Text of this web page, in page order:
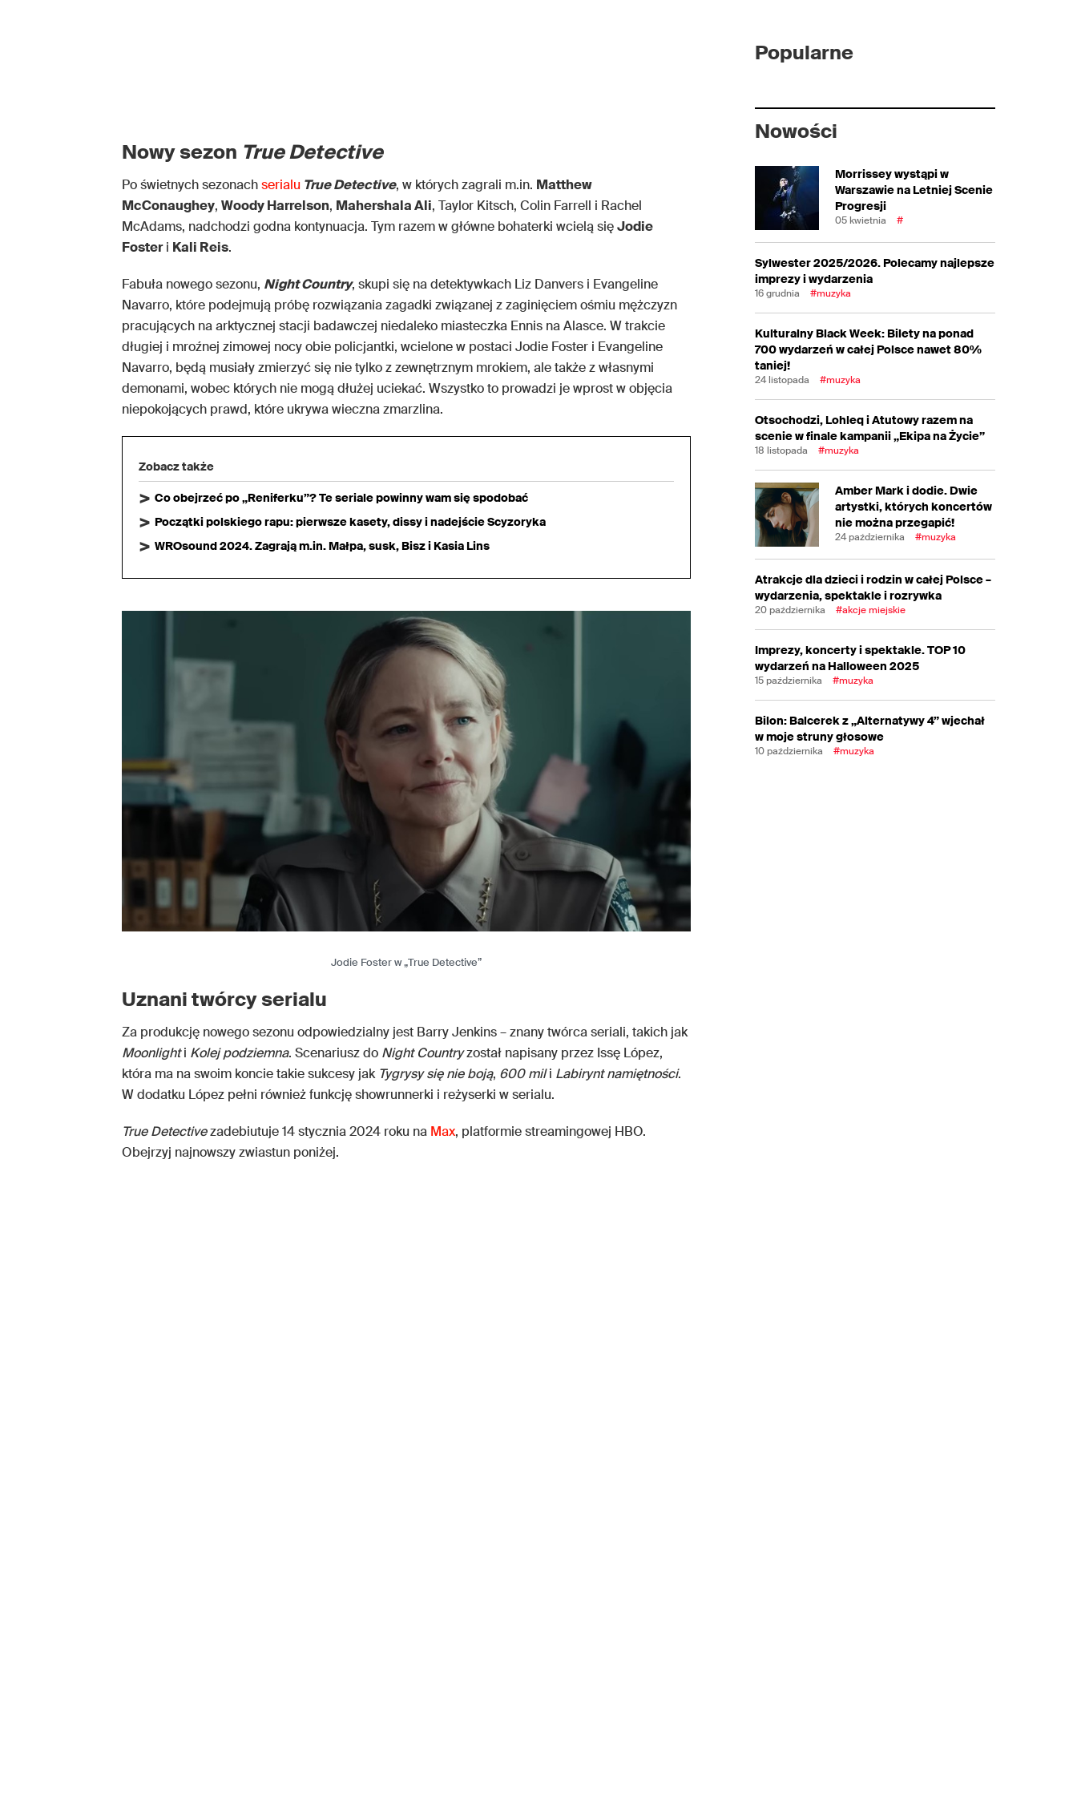
Nowy sezon True Detective
Po świetnych sezonachserialu True Detective, w których zagrali m.in. Matthew
McConaughey, Woody Harrelson, Mahershala Ali, Taylor Kitsch, Colin Farrell i Rachel
McAdams, nadchodzi godna kontynuacja. Tym razem w główne bohaterki wcielą sięJodie
Fosteri Kali Reis.
Fabuła nowego sezonu, Night Country, skupi się na detektywkach Liz Danvers i Evangeline
Navarro, które podejmują próbę rozwiązania zagadki związanej z zaginięciem ośmiu mężczyzn
pracujących na arktycznej stacji badawczej niedaleko miasteczka Ennis na Alasce. W trakcie
długiej i mroźnej zimowej nocy obie policjantki, wcielone w postaci Jodie Foster i Evangeline
Navarro, będą musiały zmierzyć się nie tylko z zewnętrznym mrokiem, ale także z własnymi
demonami, wobec których nie mogą dłużej uciekać. Wszystko to prowadzi je wprost w objęcia
niepokojących prawd, które ukrywa wieczna zmarzlina.
Zobacz także
Co obejrzeć po „Reniferku”? Te seriale powinny wam się spodobać
Początki polskiego rapu: pierwsze kasety, dissy i nadejście Scyzoryka
WROsound 2024. Zagrają m.in. Małpa, susk, Bisz i Kasia Lins
Jodie Foster w „True Detective”
Uznani twórcy serialu
Za produkcję nowego sezonu odpowiedzialny jest Barry Jenkins – znany twórca seriali, takich jak
Moonlighti Kolej podziemna. Scenariusz do Night Countryzostał napisany przez Issę López,
która ma na swoim koncie takie sukcesy jak Tygrysy się nie boją, 600 mili Labirynt namiętności.
W dodatku López pełni również funkcję showrunnerki i reżyserki w serialu.
True Detectivezadebiutuje 14 stycznia 2024 roku na Max, platformie streamingowej HBO.
Obejrzyj najnowszy zwiastun poniżej.
Popularne
Nowości
Morrissey wystąpi w
Warszawie na Letniej Scenie
Progresji
05 kwietnia #
Sylwester 2025/2026. Polecamy najlepsze
imprezy i wydarzenia
16 grudnia #muzyka
Kulturalny Black Week: Bilety na ponad
700 wydarzeń w całej Polsce nawet 80%
taniej!
24 listopada #muzyka
Otsochodzi, Lohleq i Atutowy razem na
scenie w finale kampanii „Ekipa na Życie”
18 listopada #muzyka
Amber Mark i dodie. Dwie
artystki, których koncertów
nie można przegapić!
24 października #muzyka
Atrakcje dla dzieci i rodzin w całej Polsce –
wydarzenia, spektakle i rozrywka
20 października #akcje miejskie
Imprezy, koncerty i spektakle. TOP 10
wydarzeń na Halloween 2025
15 października #muzyka
Bilon: Balcerek z „Alternatywy 4” wjechał
w moje struny głosowe
10 października #muzyka